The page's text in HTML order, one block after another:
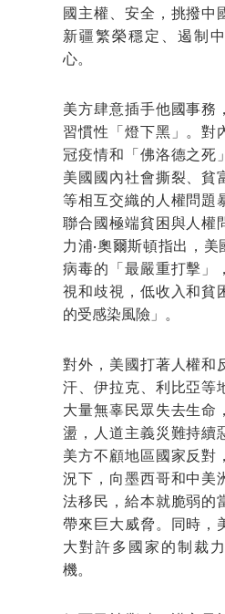
國主權、安全，挑撥中
新疆繁榮穩定、遏制
心。
美方肆意插手他國事務
習慣性「燈下黑」。對
冠疫情和「佛洛德之死
美國國內社會撕裂、貧
等相互交織的人權問題
聯合國極端貧困與人權
力浦·奧爾斯頓指出，
病毒的「最嚴重打擊」
視和歧視，低收入和貧
的受感染風險」。
對外，美國打著人權和
汗、伊拉克、利比亞等
大量無辜民眾失去生命
盪，人道主義災難持續
美方不顧地區國家反對
況下，向墨西哥和中美
法移民，給本就脆弱的
帶來巨大威脅。同時，
大對許多國家的制裁
機。